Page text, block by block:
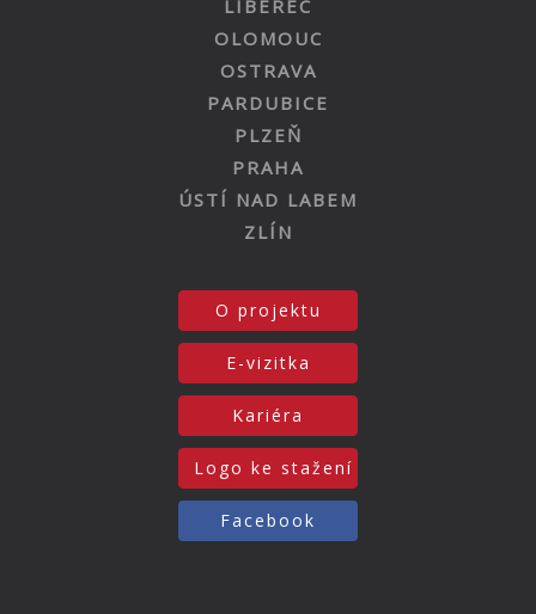
LIBEREC
OLOMOUC
OSTRAVA
PARDUBICE
PLZEŇ
PRAHA
ÚSTÍ NAD LABEM
ZLÍN
O projektu
E-vizitka
Kariéra
Logo ke stažení
Facebook